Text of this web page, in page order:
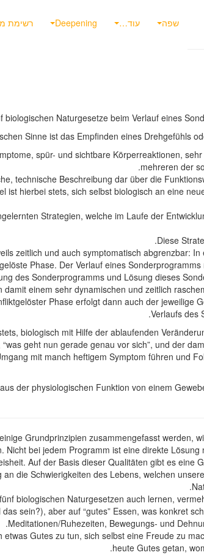
רשימת Deepening עוד… שפה
Naturgesetze beim Verlauf eines
Sinne ist das Empfinden eines Drehgefühls
spür- und sichtbare Körperreaktionen,
mehreren der
technische Beschreibung dar über die
ist hierbei stets, sich selbst biologisch an eine
Strategien, welche im Laufe der
Diese
zeitlich und auch symptomatisch abgrenzbar:
Phase. Der Verlauf eines
des Sonderprogramms und Lösung dieses
einem sehr dynamischen und zeitlich
Phase erfolgt dann auch der jeweilige
Verlaufs des
biologisch mit Hilfe der ablaufenden
geht nun gerade genau vor sich”, und der
mit manch heftigem Symptom führen und
der physiologischen Funktion von einem
Grundprinzipien zusammengefasst werden,
bei jedem Programm ist eine direkte
Auf der Basis dieser Qualitäten gibt es eine
die Schwierigkeiten des Lebens, welchen
biologischen Naturgesetzen auch lernen,
sein?), aber auf “gutes” Essen, was konkret
Meditationen/Ruhezeiten, Bewegungs- und
Gutes zu tun, sich selbst eine Freude zu
heute Gutes getan,